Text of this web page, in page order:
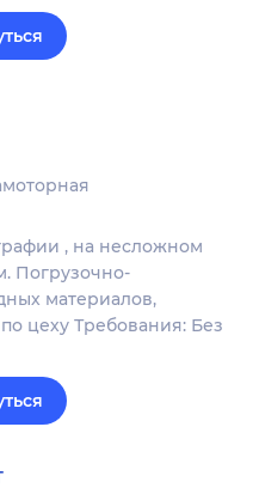
, на несложном
Погрузочно-
материалов,
цеху Требования: Без